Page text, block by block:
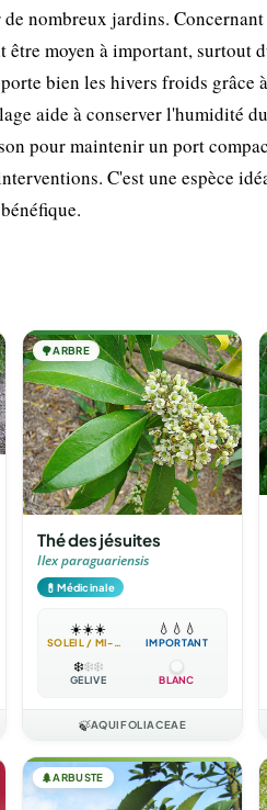
nombreux jardins.
moyen à important, surtout
bien les hivers froids grâce
aide à conserver l'humidité
pour maintenir un port
C'est une espèce
🌳ARBRE
Thé des jésuites
Ilex paraguariensis
💊Médicinale
☀️☀️☀️
SOLEIL / MI-OMBRE
💧 💧 💧
IMPORTANT
❄️❄️❄️
GÉLIVE BLANC
🍃AQUIFOLIACEAE
🌲ARBUSTE